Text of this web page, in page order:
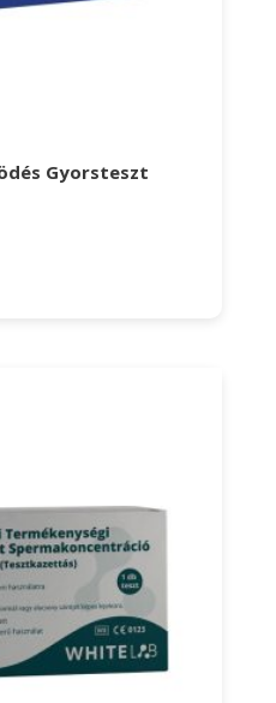
Gyorsteszt